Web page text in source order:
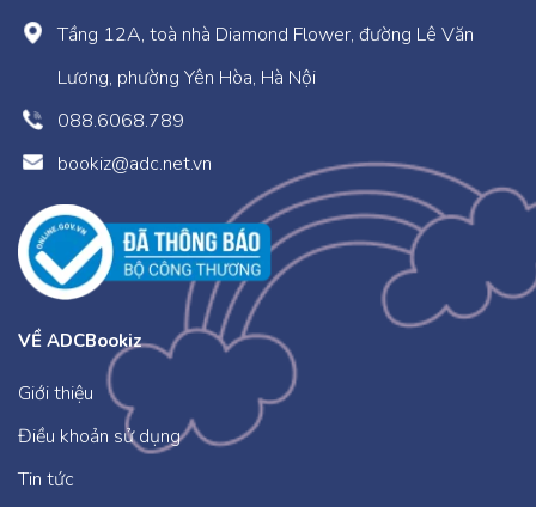
Tầng 12A, toà nhà Diamond Flower, đường Lê Văn
Lương, phường Yên Hòa, Hà Nội
088.6068.789
bookiz@adc.net.vn
VỀ ADCBookiz
Giới thiệu
Điều khoản sử dụng
Tin tức